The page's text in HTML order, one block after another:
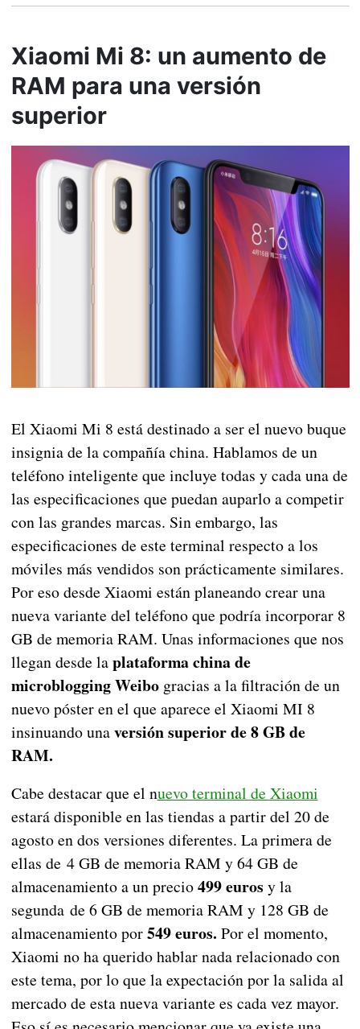
Xiaomi Mi 8: un aumento de
RAM para una versión
superior
El Xiaomi Mi 8 está destinado a ser el nuevo buque
insignia de la compañía china. Hablamos de un
teléfono inteligente que incluye todas y cada una de
las especificaciones que puedan auparlo a competir
con las grandes marcas. Sin embargo, las
especificaciones de este terminal respecto a los
móviles más vendidos son prácticamente similares.
Por eso desde Xiaomi están planeando crear una
nueva variante del teléfono que podría incorporar 8
GB de memoria RAM. Unas informaciones que nos
llegan desde laplataforma china de
microblogging Weibogracias a la filtración de un
nuevo póster en el que aparece el Xiaomi MI 8
insinuando unaversión superior de 8 GB de
RAM.
Cabe destacar que el nuevo terminal de Xiaomi
estará disponible en las tiendas a partir del 20 de
agosto en dos versiones diferentes. La primera de
ellas de 4 GB de memoria RAM y 64 GB de
almacenamiento a un precio499 euros y la
segunda de 6 GB de memoria RAM y 128 GB de
almacenamiento por549 euros. Por el momento,
Xiaomi no ha querido hablar nada relacionado con
este tema, por lo que la expectación por la salida al
mercado de esta nueva variante es cada vez mayor.